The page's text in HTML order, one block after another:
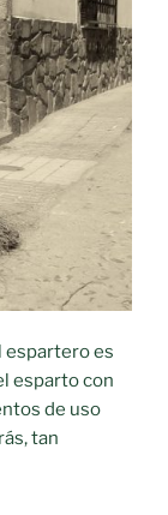
espartero es
esparto con
de uso
tan